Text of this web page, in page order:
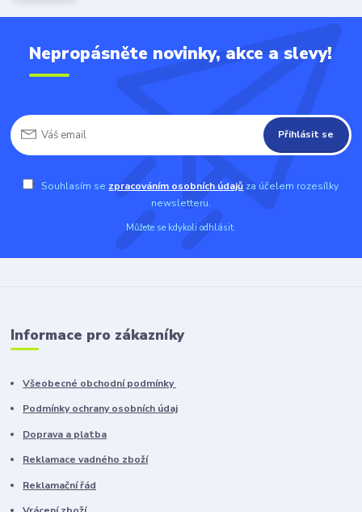
Nepropásněte novinky, akce a slevy!
Přihlásit se
Souhlasím se zpracováním osobních údajů za účelem rozesílky
newsletteru.
Můžete se kdykoli odhlásit.
Informace pro zákazníky
Všeobecné obchodní podmínky
Podmínky ochrany osobních údaj
Doprava a platba
Reklamace vadného zboží
Reklamační řád